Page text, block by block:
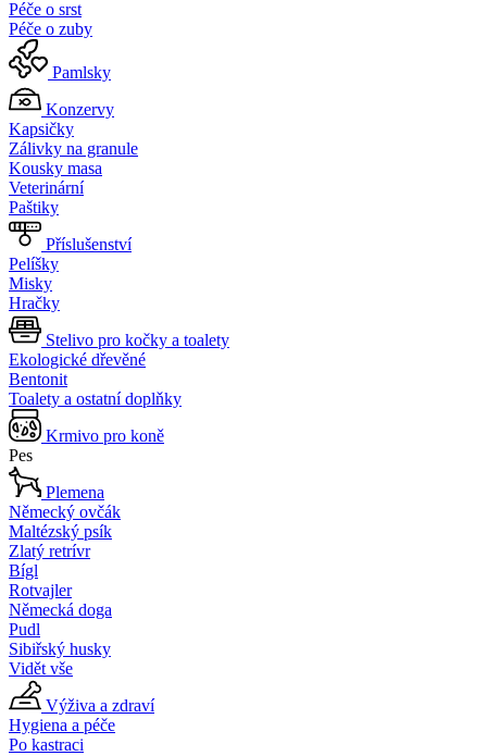
Péče o srst
Péče o zuby
Pamlsky
Konzervy
Kapsičky
Zálivky na granule
Kousky masa
Veterinární
Paštiky
Příslušenství
Pelíšky
Misky
Hračky
Stelivo pro kočky a toalety
Ekologické dřevěné
Bentonit
Toalety a ostatní doplňky
Krmivo pro koně
Pes
Plemena
Německý ovčák
Maltézský psík
Zlatý retrívr
Bígl
Rotvajler
Německá doga
Pudl
Sibiřský husky
Vidět vše
Výživa a zdraví
Hygiena a péče
Po kastraci